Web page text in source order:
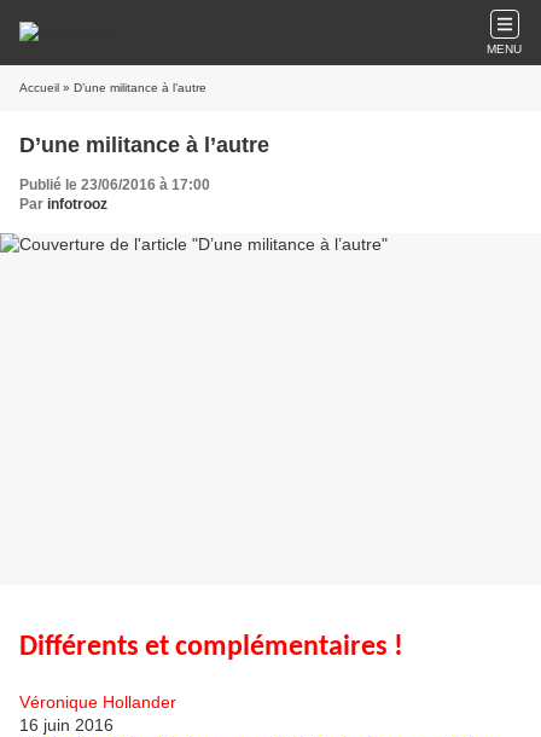
MENU
Accueil » D’une militance à l’autre
D’une militance à l’autre
Publié le 23/06/2016 à 17:00
Par infotrooz
Différents et complémentaires !
Véronique Hollander
16 juin 2016